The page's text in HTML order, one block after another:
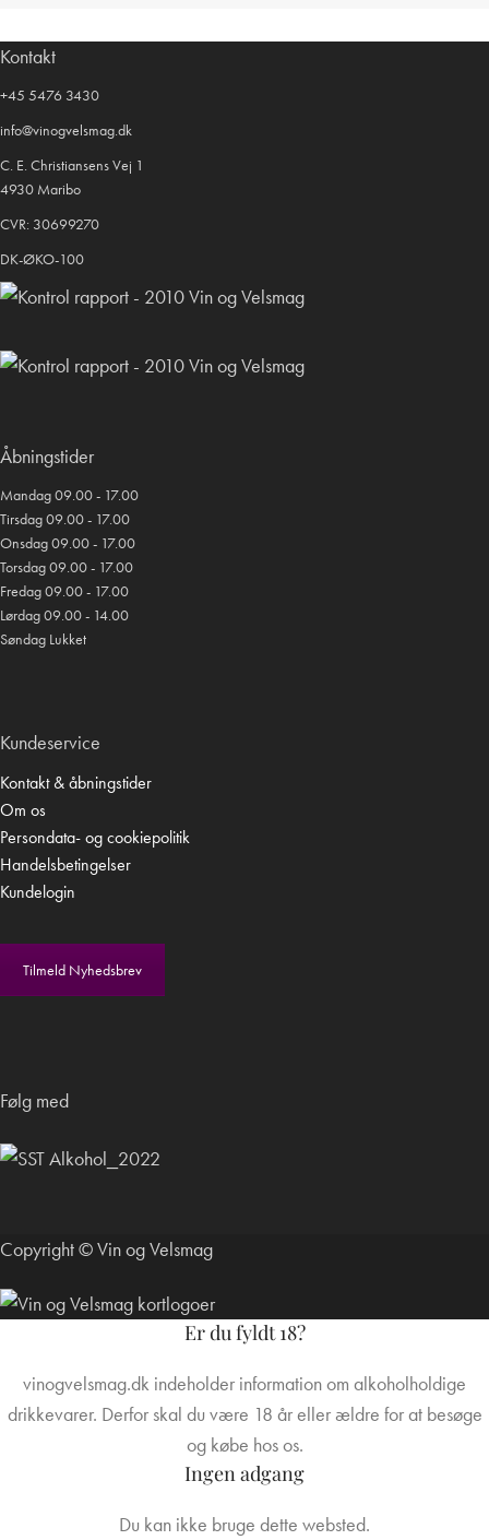
Kontakt
+45 5476 3430
info@vinogvelsmag.dk
C. E. Christiansens Vej 1
4930 Maribo
CVR: 30699270
DK-ØKO-100
Åbningstider
Mandag 09.00 - 17.00
Tirsdag 09.00 - 17.00
Onsdag 09.00 - 17.00
Torsdag 09.00 - 17.00
Fredag 09.00 - 17.00
Lørdag 09.00 - 14.00
Søndag Lukket
Kundeservice
Kontakt & åbningstider
Om os
Persondata- og cookiepolitik
Handelsbetingelser
Kundelogin
Tilmeld Nyhedsbrev
Følg med
Copyright © Vin og Velsmag
Er du fyldt 18?
vinogvelsmag.dk indeholder information om alkoholholdige
drikkevarer. Derfor skal du være 18 år eller ældre for at besøge
og købe hos os.
Ingen adgang
Du kan ikke bruge dette websted.